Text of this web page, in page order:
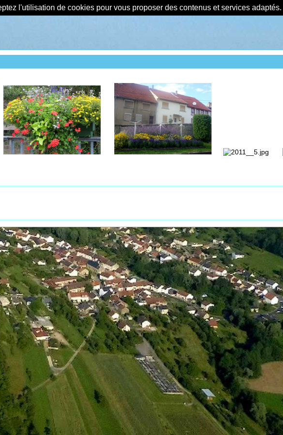
l'utilisation de cookies pour vous proposer des contenus et services adaptés.